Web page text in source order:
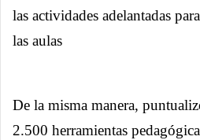
las actividades adelantadas
las aulas
De la misma manera,
2.500 herramientas